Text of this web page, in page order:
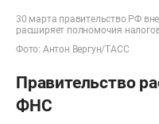
30 марта правительство РФ
расширяет полномочия
Фото: Антон Вергун/ТАСС
Правительство
ФНС